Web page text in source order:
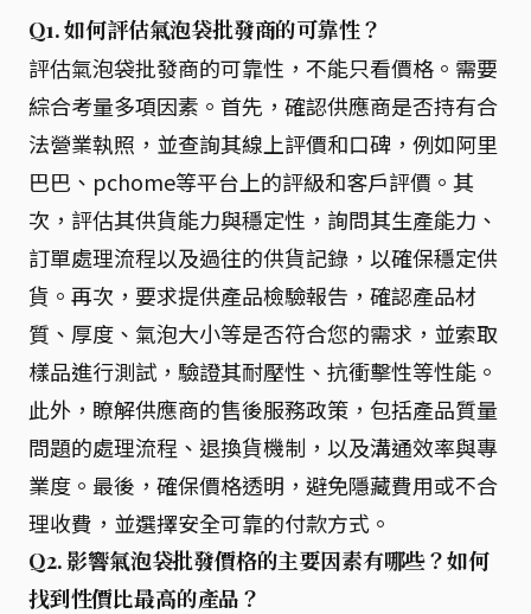
Q1. 如何評估氣泡袋批發商的可靠性？
評估氣泡袋批發商的可靠性，不能只看價格。需要
綜合考量多項因素。首先，確認供應商是否持有合
法營業執照，並查詢其線上評價和口碑，例如阿里
巴巴、pchome等平台上的評級和客戶評價。其
次，評估其供貨能力與穩定性，詢問其生產能力、
訂單處理流程以及過往的供貨記錄，以確保穩定供
貨。再次，要求提供產品檢驗報告，確認產品材
質、厚度、氣泡大小等是否符合您的需求，並索取
樣品進行測試，驗證其耐壓性、抗衝擊性等性能。
此外，瞭解供應商的售後服務政策，包括產品質量
問題的處理流程、退換貨機制，以及溝通效率與專
業度。最後，確保價格透明，避免隱藏費用或不合
理收費，並選擇安全可靠的付款方式。
Q2. 影響氣泡袋批發價格的主要因素有哪些？如何
找到性價比最高的產品？